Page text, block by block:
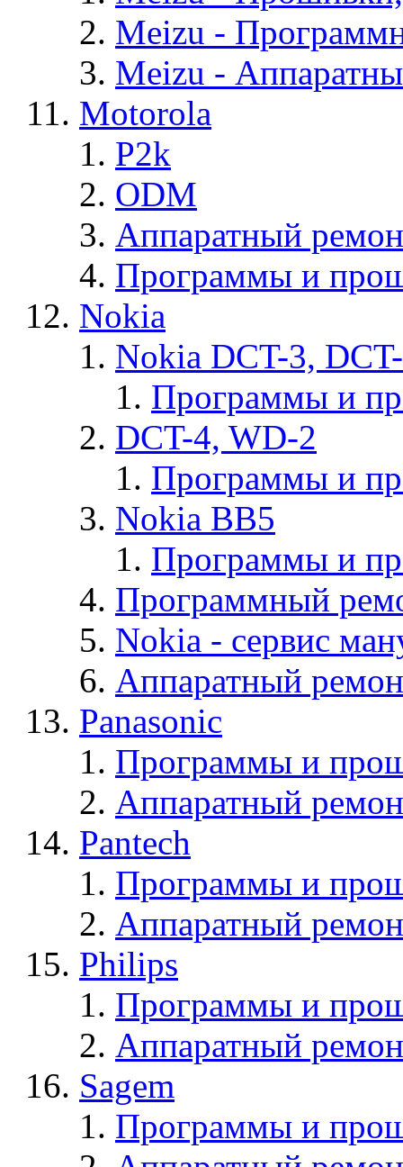
Meizu -
Meizu -
Motorola
P2k
ODM
Аппаратный
Программы и
Nokia
Nokia DCT-3,
Программы и
DCT-4, WD-2
Программы и
Nokia BB5
Программы и
Программный
Nokia - cервис
Аппаратный
Panasonic
Программы и
Аппаратный
Pantech
Программы и
Аппаратный
Philips
Программы и
Аппаратный
Sagem
Программы и